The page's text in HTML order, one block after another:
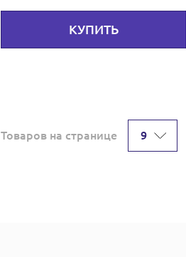
КУПИТЬ
Товаров на странице 9